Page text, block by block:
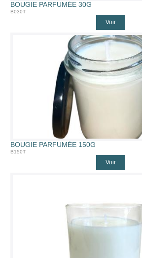
BOUGIE PARFUMÉE 30G
B030T
Voir
BOUGIE PARFUMÉE 150G
B150T
Voir